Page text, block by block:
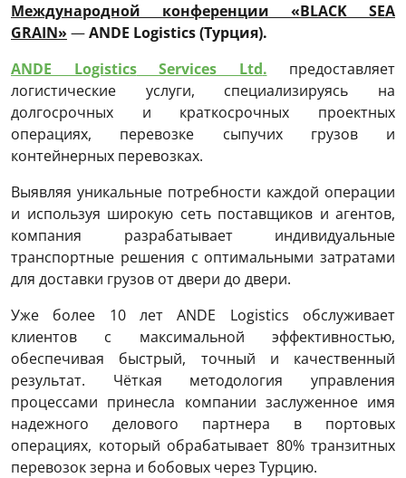
Международной конференции «BLACK SEA
GRAIN» —ANDE Logistics(Турция).
ANDE LogisticsServices Ltd. предоставляет
логистические услуги, специализируясь на
долгосрочных и краткосрочных проектных
операциях, перевозке сыпучих грузов и
контейнерных перевозках.
Выявляя уникальные потребности каждой операции
и используя широкую сеть поставщиков и агентов,
компания разрабатывает индивидуальные
транспортные решения с оптимальными затратами
для доставки грузов от двери до двери.
Уже более 10 лет ANDE Logistics обслуживает
клиентов с максимальной эффективностью,
обеспечивая быстрый, точный и качественный
результат. Чёткая методология управления
процессами принесла компании заслуженное имя
надежного делового партнера в портовых
операциях, который обрабатывает 80% транзитных
перевозок зерна и бобовых через Турцию.